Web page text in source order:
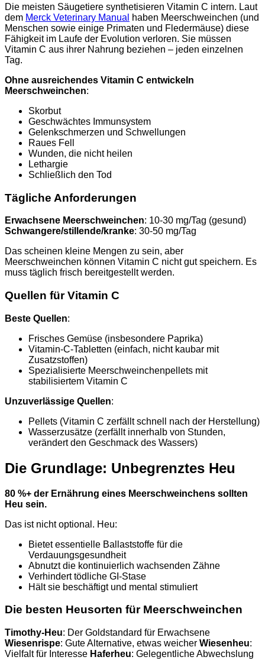
Die meisten Säugetiere synthetisieren Vitamin C intern. Laut
dem Merck Veterinary Manual
haben Meerschweinchen (und
Menschen sowie einige Primaten und Fledermäuse) diese
Fähigkeit im Laufe der Evolution verloren. Sie müssen
Vitamin C aus ihrer Nahrung beziehen – jeden einzelnen
Tag.
Ohne ausreichendes Vitamin C entwickeln
Meerschweinchen:
Skorbut
Geschwächtes Immunsystem
Gelenkschmerzen und Schwellungen
Raues Fell
Wunden, die nicht heilen
Lethargie
Schließlich den Tod
Tägliche Anforderungen
Erwachsene Meerschweinchen: 10-30 mg/Tag (gesund)
Schwangere/stillende/kranke: 30-50 mg/Tag
Das scheinen kleine Mengen zu sein, aber
Meerschweinchen können Vitamin C nicht gut speichern. Es
muss täglich frisch bereitgestellt werden.
Quellen für Vitamin C
Beste Quellen:
Frisches Gemüse (insbesondere Paprika)
Vitamin-C-Tabletten (einfach, nicht kaubar mit
Zusatzstoffen)
Spezialisierte Meerschweinchenpellets mit
stabilisiertem Vitamin C
Unzuverlässige Quellen:
Pellets (Vitamin C zerfällt schnell nach der Herstellung)
Wasserzusätze (zerfällt innerhalb von Stunden,
verändert den Geschmack des Wassers)
Die Grundlage: Unbegrenztes Heu
80 %+ der Ernährung eines Meerschweinchens sollten
Heu sein.
Das ist nicht optional. Heu:
Bietet essentielle Ballaststoffe für die
Verdauungsgesundheit
Abnutzt die kontinuierlich wachsenden Zähne
Verhindert tödliche GI-Stase
Hält sie beschäftigt und mental stimuliert
Die besten Heusorten für Meerschweinchen
Timothy-Heu: Der Goldstandard für Erwachsene
Wiesenrispe: Gute Alternative, etwas weicher Wiesenheu:
Vielfalt für Interesse Haferheu: Gelegentliche Abwechslung